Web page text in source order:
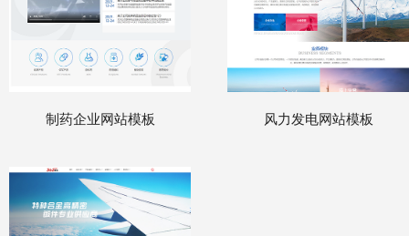
制药企业网站模板 风力发电网站模板